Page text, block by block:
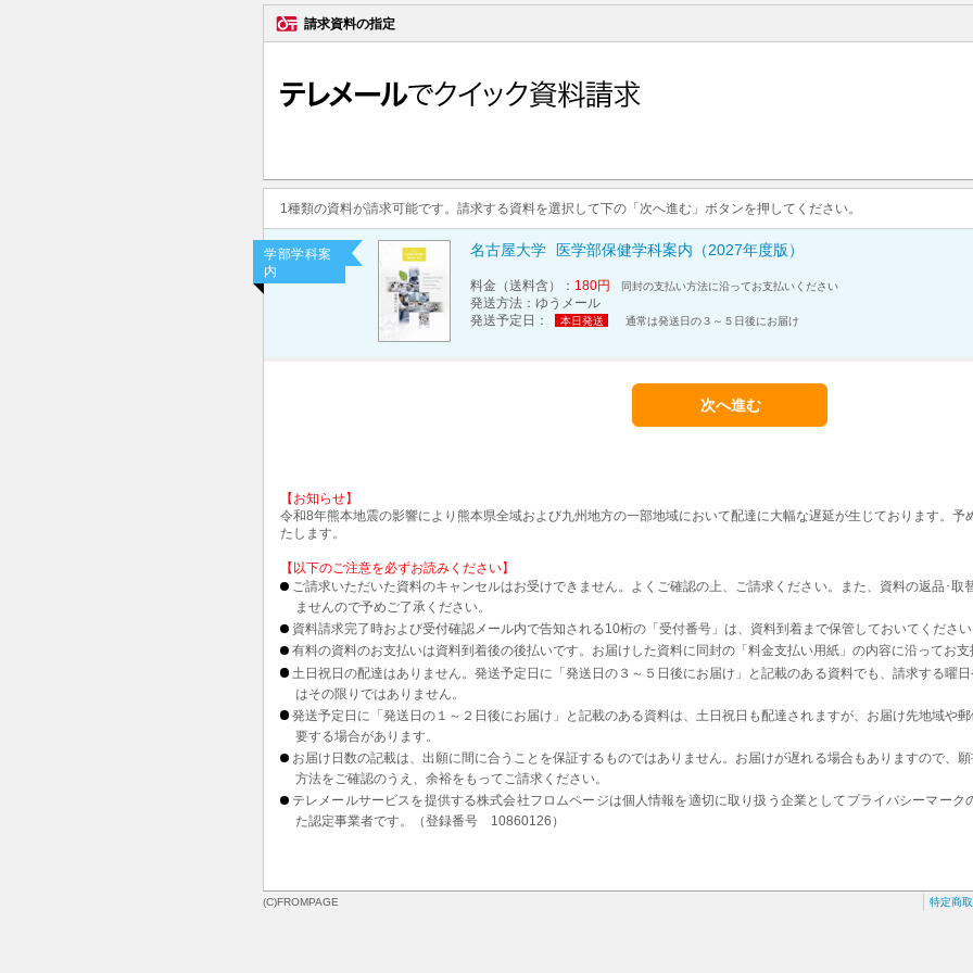
請求資料の指定
1種類の資料が請求可能です。請求する資料を選択して下の「次へ進む」ボタンを押してください。
学部学科案
内
名古屋大学 医学部保健学科案内（2027年度版）
料金（送料含）： 180円 同封の支払い方法に沿ってお支払いください
発送方法： ゆうメール
発送予定日：
本日発送 通常は発送日の３～５日後にお届け
【お知らせ】
令和8年熊本地震の影響により熊本県全域および九州地方の一部地域において配達に大幅な遅延が生じております。予
たします。
【以下のご注意を必ずお読みください】
ご請求いただいた資料のキャンセルはお受けできません。よくご確認の上、ご請求ください。また、資料の返品･取
ませんので予めご了承ください。
資料請求完了時および受付確認メール内で告知される10桁の「受付番号」は、資料到着まで保管しておいてくださ
有料の資料のお支払いは資料到着後の後払いです。お届けした資料に同封の「料金支払い用紙」の内容に沿ってお
土日祝日の配達はありません。発送予定日に「発送日の３～５日後にお届け」と記載のある資料でも、請求する曜
はその限りではありません。
発送予定日に「発送日の１～２日後にお届け」と記載のある資料は、土日祝日も配達されますが、お届け先地域や
要する場合があります。
お届け日数の記載は、出願に間に合うことを保証するものではありません。お届けが遅れる場合もありますので、
方法をご確認のうえ、余裕をもってご請求ください。
テレメールサービスを提供する株式会社フロムページは個人情報を適切に取り扱う企業としてプライバシーマーク
た認定事業者です。（登録番号 10860126）
(C)FROMPAGE 特定商